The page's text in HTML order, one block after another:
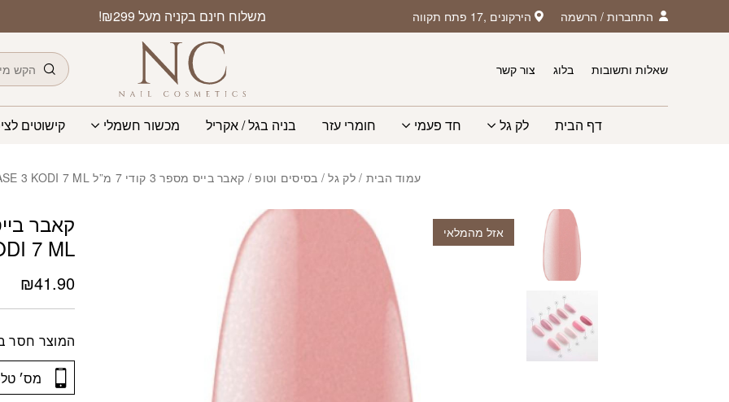
Skip to Content משלוח חינם בקניה מעל ₪299! התחברות / הרשמה הירקונים ,17 פתח תקווה
חיפוש
שאלות ותשובות
בלוג צור קשר
דף הבית לק גל חד פעמי חומרי עזר בניה בגל / אקריל מכשור חשמלי קישוטים
עמוד הבית /לק גל/ בסיסים וטופ / קאבר בייס מספר 3 קודי 7 מ”ל COVER BASE 3 KODI 7 ML
7 ML
₪41.90
המוצר חסר
אזל מהמלאי
בחזרה למעלה